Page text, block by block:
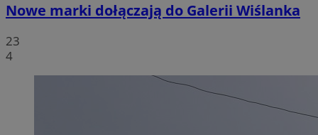
Nowe marki dołączają do Galerii Wiślanka
23
4